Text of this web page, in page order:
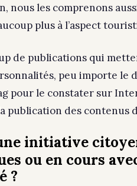
nous les comprenons
plus à l’aspect
de publications qui
peu importe le
pour le constater sur
publication des contenus
initiative
ou en cours
?